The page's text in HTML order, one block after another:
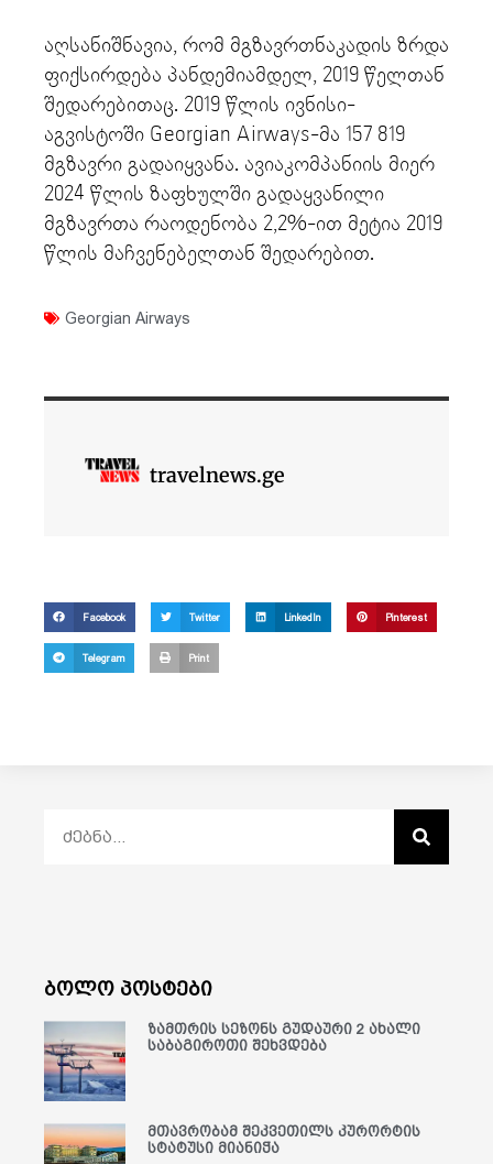
აღსანიშნავია, რომ მგზავრთნაკადის ზრდა
ფიქსირდება პანდემიამდელ, 2019 წელთან
შედარებითაც. 2019 წლის ივნისი-
აგვისტოში Georgian Airways-მა 157 819
მგზავრი გადაიყვანა. ავიაკომპანიის მიერ
2024 წლის ზაფხულში გადაყვანილი
მგზავრთა რაოდენობა 2,2%-ით მეტია 2019
წლის მაჩვენებელთან შედარებით.
Georgian Airways
travelnews.ge
Facebook Twitter LinkedIn Pinterest
Telegram Print
ბოლო პოსტები
ზამთრის სეზონს გუდაური 2 ახალი
საბაგიროთი შეხვდება
მთავრობამ შეკვეთილს კურორტის
სტატუსი მიანიჭა